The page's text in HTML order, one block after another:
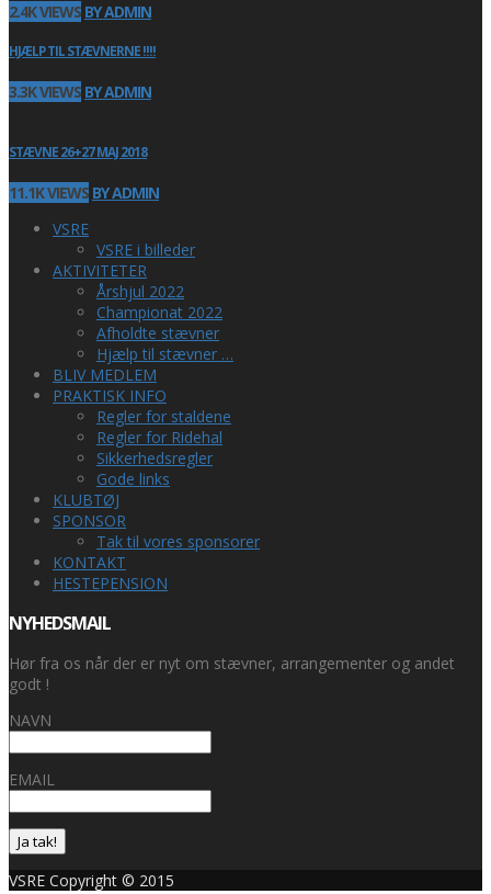
2.4K VIEWS BY ADMIN
HJÆLP TIL STÆVNERNE !!!!
3.3K VIEWS BY ADMIN
STÆVNE 26+27 MAJ 2018
11.1K VIEWS BY ADMIN
VSRE
VSRE i billeder
AKTIVITETER
Årshjul 2022
Championat 2022
Afholdte stævner
Hjælp til stævner …
BLIV MEDLEM
PRAKTISK INFO
Regler for staldene
Regler for Ridehal
Sikkerhedsregler
Gode links
KLUBTØJ
SPONSOR
Tak til vores sponsorer
KONTAKT
HESTEPENSION
NYHEDSMAIL
Hør fra os når der er nyt om stævner, arrangementer og andet
godt !
NAVN
EMAIL
Ja tak!
VSRE Copyright © 2015